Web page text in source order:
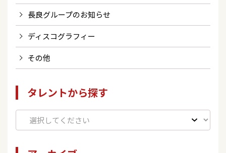
長良グループのお知らせ
ディスコグラフィー
その他
タレントから探す